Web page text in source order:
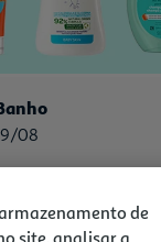
08
de
site, analisar a